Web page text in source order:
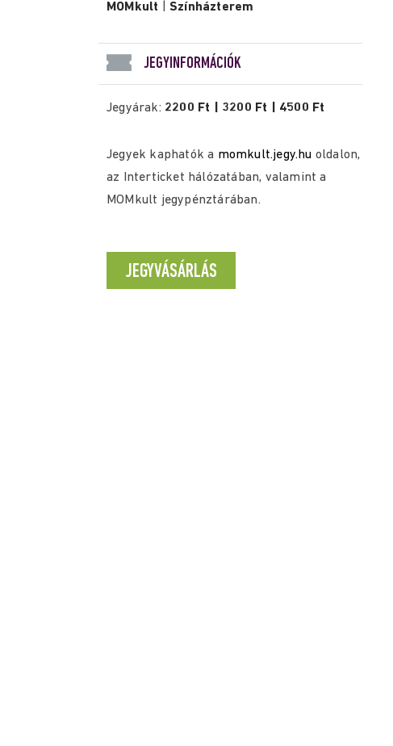
MOMkult |Színházterem
JEGYINFORMÁCIÓK
Jegyárak: 2200 Ft | 3200 Ft | 4500 Ft
Jegyek kaphatók a momkult.jegy.hu oldalon,
az Interticket hálózatában, valamint a
MOMkult jegypénztárában.
JEGYVÁSÁRLÁS